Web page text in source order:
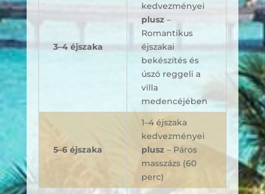
3–4 éjszaka
kedvezményei
plusz –
Romantikus
éjszakai
bekészítés és
úszó reggeli a
villa
medencéjében
5–6 éjszaka
1–4 éjszaka
kedvezményei
plusz– Páros
masszázs (60
perc)